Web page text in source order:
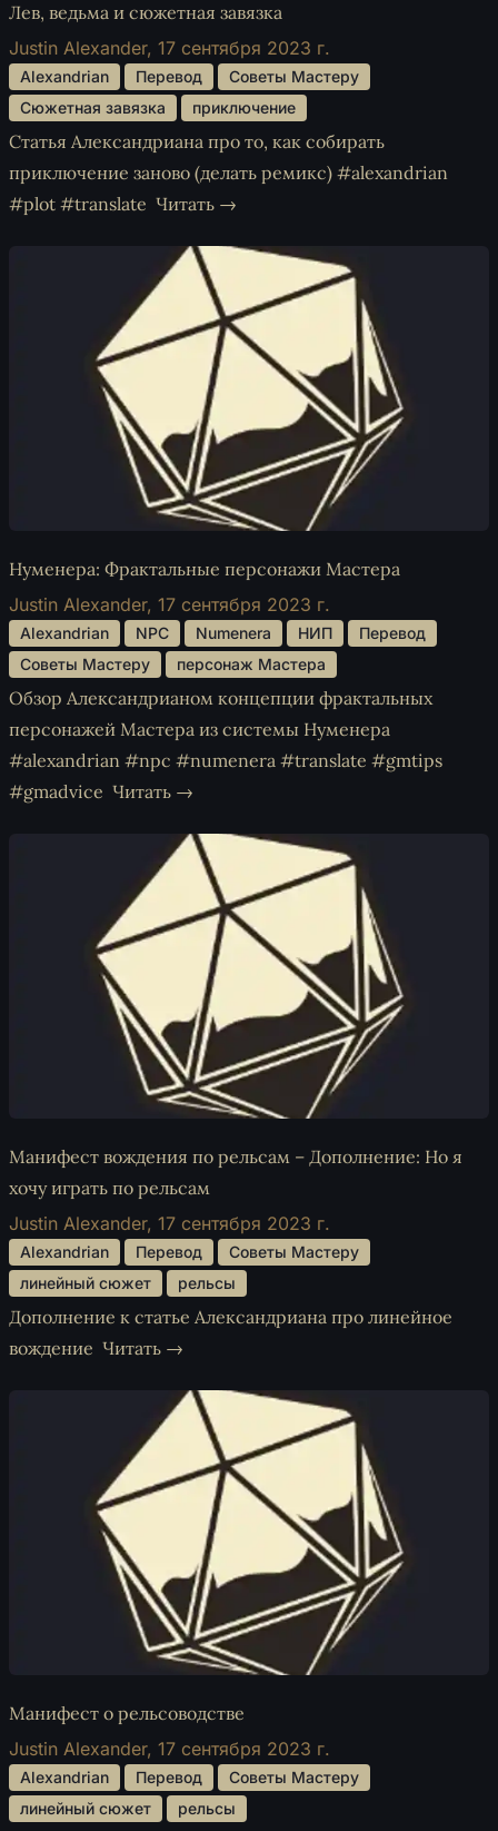
Лев, ведьма и сюжетная завязка
Justin Alexander, 17 сентября 2023 г.
Alexandrian Перевод
Советы Мастеру
Сюжетная завязка
приключение
Статья Александриана про то, как собирать
приключение заново (делать ремикс) #alexandrian
#plot #translate Читать →
Нуменера: Фрактальные персонажи Мастера
Justin Alexander, 17 сентября 2023 г.
Alexandrian NPC Numenera НИП
Перевод
Советы Мастеру
персонаж Мастера
Обзор Александрианом концепции фрактальных
персонажей Мастера из системы Нуменера
#alexandrian #npc #numenera #translate #gmtips
#gmadvice Читать →
Манифест вождения по рельсам – Дополнение: Но я
хочу играть по рельсам
Justin Alexander, 17 сентября 2023 г.
Alexandrian Перевод
Советы Мастеру
линейный сюжет
рельсы
Дополнение к статье Александриана про линейное
вождение Читать →
Манифест о рельсоводстве
Justin Alexander, 17 сентября 2023 г.
Alexandrian Перевод
Советы Мастеру
линейный сюжет
рельсы